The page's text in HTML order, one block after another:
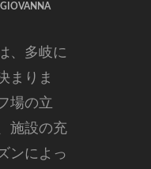
GIOVANNA
、多岐に
まりま
場の立
施設の充
ンによっ